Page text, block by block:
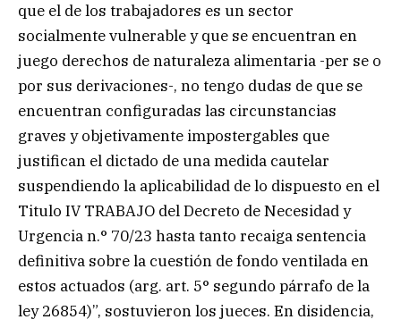
que el de los trabajadores es un sector
socialmente vulnerable y que se encuentran en
juego derechos de naturaleza alimentaria -per se o
por sus derivaciones-, no tengo dudas de que se
encuentran configuradas las circunstancias
graves y objetivamente impostergables que
justifican el dictado de una medida cautelar
suspendiendo la aplicabilidad de lo dispuesto en el
Titulo IV TRABAJO del Decreto de Necesidad y
Urgencia n.° 70/23 hasta tanto recaiga sentencia
definitiva sobre la cuestión de fondo ventilada en
estos actuados (arg. art. 5° segundo párrafo de la
ley 26854)”, sostuvieron los jueces. En disidencia,